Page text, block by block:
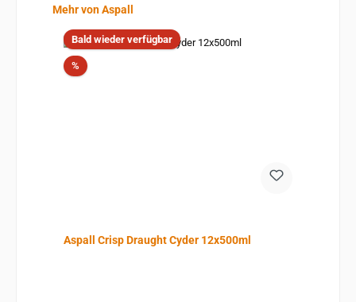
Produktgalerie überspringen
Mehr von Aspall
Bald wieder verfügbar
%Rabatt
Aspall Crisp Draught Cyder 12x500ml